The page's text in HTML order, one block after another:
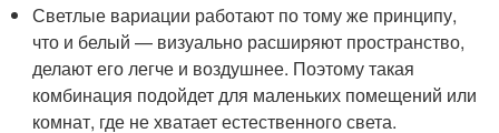
Светлые вариации работают по тому же принципу,
что и белый — визуально расширяют пространство,
делают его легче и воздушнее. Поэтому такая
комбинация подойдет для маленьких помещений или
комнат, где не хватает естественного света.